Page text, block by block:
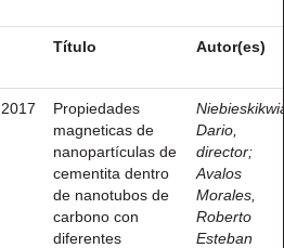
Título Autor(es)
2017
Propiedades
magneticas de
nanopartículas de
cementita dentro
de nanotubos de
carbono con
diferentes
Dario,
director;
Avalos
Morales,
Roberto
Esteban